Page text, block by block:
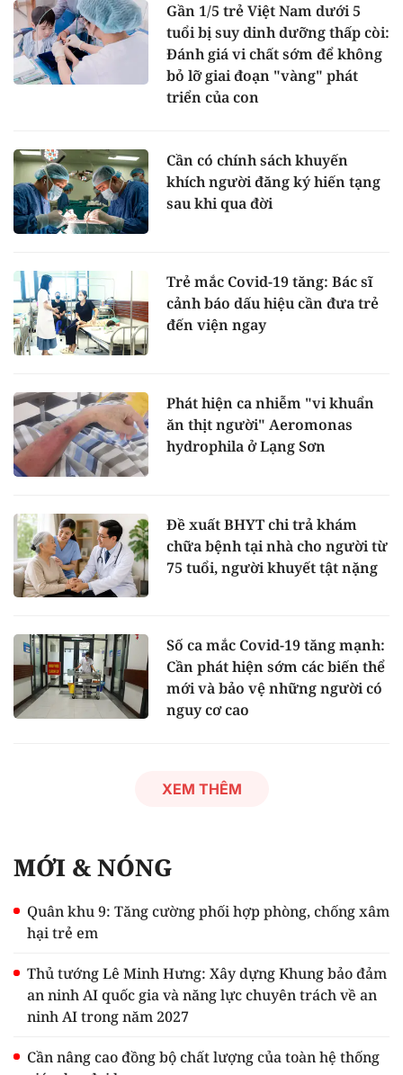
Gần 1/5 trẻ Việt Nam dưới 5
tuổi bị suy dinh dưỡng thấp còi:
Đánh giá vi chất sớm để không
bỏ lỡ giai đoạn "vàng" phát
triển của con
Cần có chính sách khuyến
khích người đăng ký hiến tạng
sau khi qua đời
Trẻ mắc Covid-19 tăng: Bác sĩ
cảnh báo dấu hiệu cần đưa trẻ
đến viện ngay
Phát hiện ca nhiễm "vi khuẩn
ăn thịt người" Aeromonas
hydrophila ở Lạng Sơn
Đề xuất BHYT chi trả khám
chữa bệnh tại nhà cho người từ
75 tuổi, người khuyết tật nặng
Số ca mắc Covid-19 tăng mạnh:
Cần phát hiện sớm các biến thể
mới và bảo vệ những người có
nguy cơ cao
XEM THÊM
MỚI & NÓNG
Quân khu 9: Tăng cường phối hợp phòng, chống xâm
hại trẻ em
Thủ tướng Lê Minh Hưng: Xây dựng Khung bảo đảm
an ninh AI quốc gia và năng lực chuyên trách về an
ninh AI trong năm 2027
Cần nâng cao đồng bộ chất lượng của toàn hệ thống